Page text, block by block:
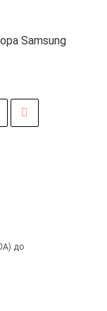
Samsung